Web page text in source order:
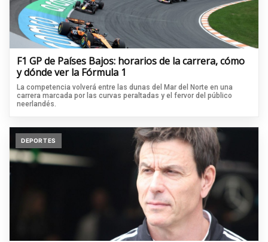
F1 GP de Países Bajos: horarios de la carrera, cómo
y dónde ver la Fórmula 1
La competencia volverá entre las dunas del Mar del Norte en una
carrera marcada por las curvas peraltadas y el fervor del público
neerlandés.
DEPORTES